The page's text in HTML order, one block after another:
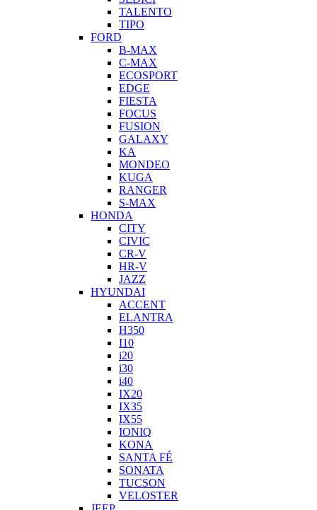
TALENTO
TIPO
FORD
B-MAX
C-MAX
ECOSPORT
EDGE
FIESTA
FOCUS
FUSION
GALAXY
KA
MONDEO
KUGA
RANGER
S-MAX
HONDA
CITY
CIVIC
CR-V
HR-V
JAZZ
HYUNDAI
ACCENT
ELANTRA
H350
I10
i20
i30
i40
IX20
IX35
IX55
IONIQ
KONA
SANTA FÉ
SONATA
TUCSON
VELOSTER